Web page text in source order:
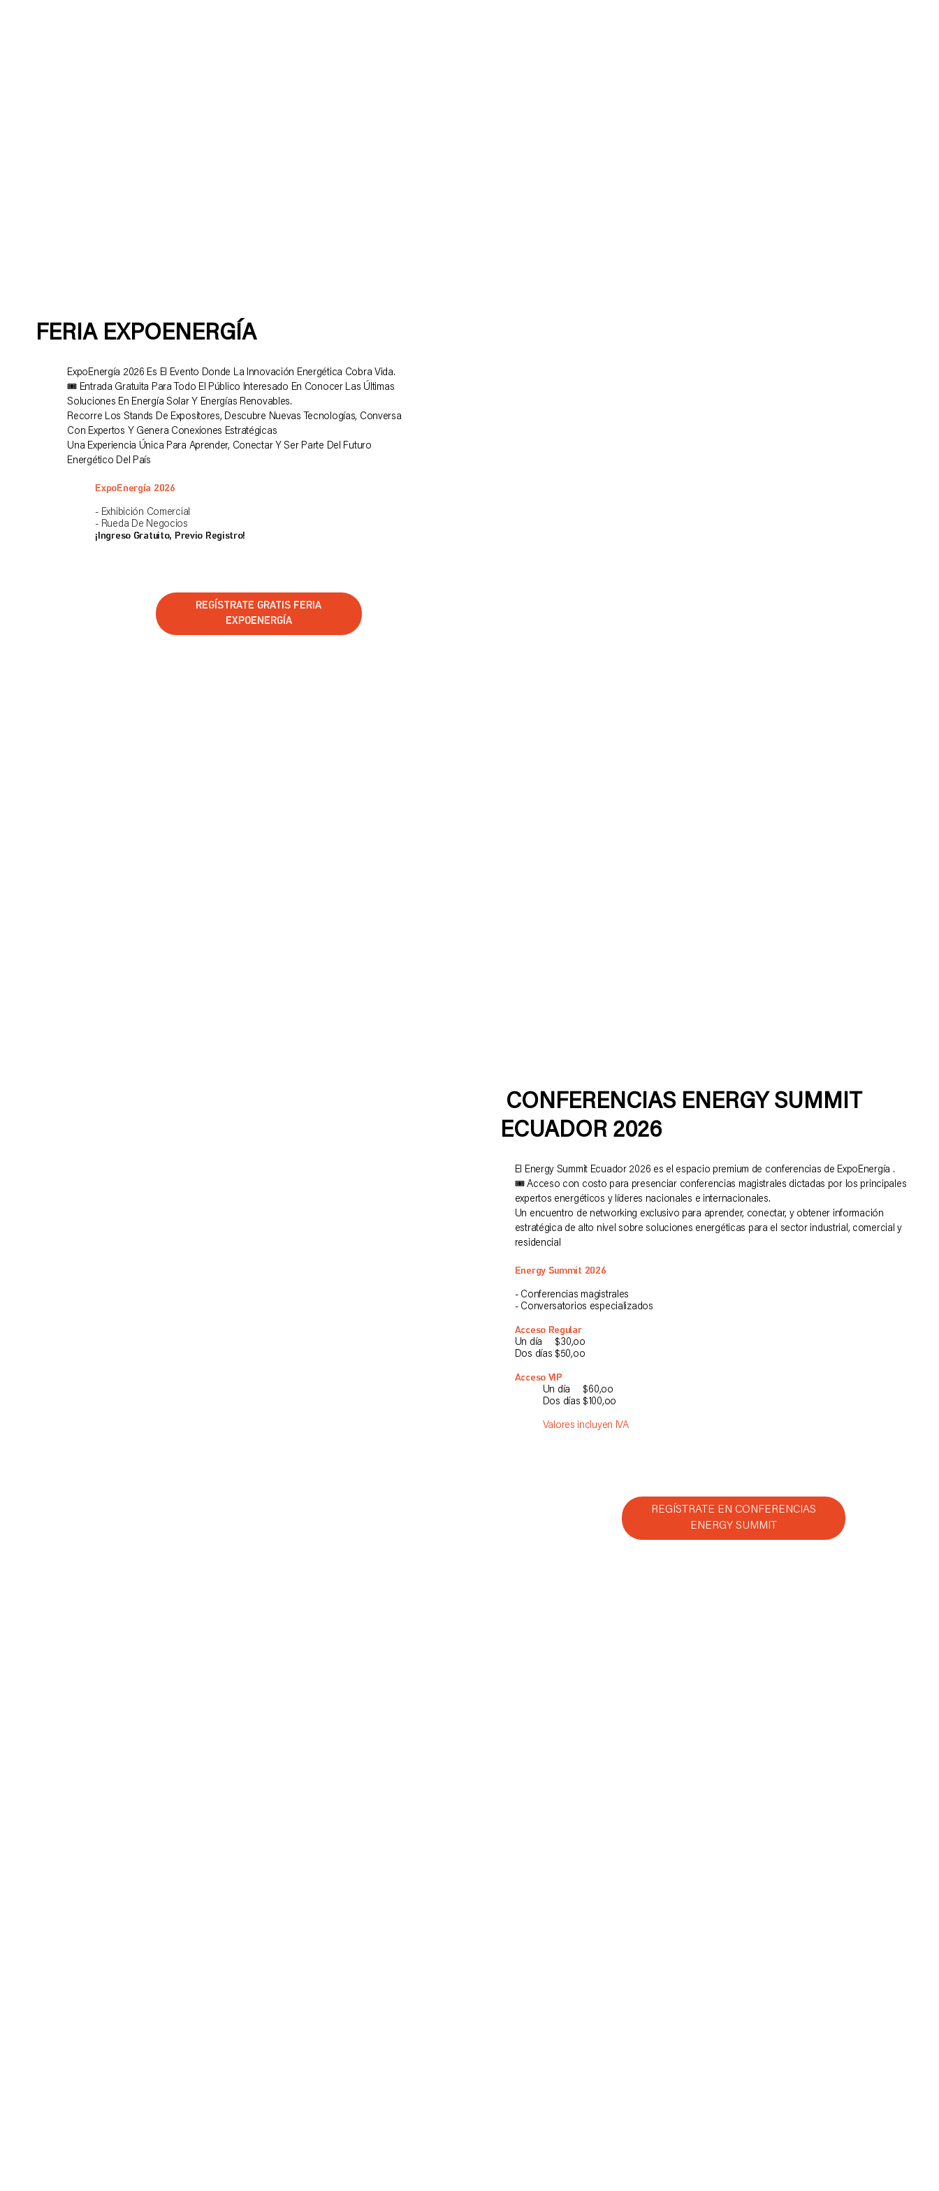
FERIA EXPOENERGÍA
ExpoEnergía 2026 Es El Evento Donde La Innovación Energética Cobra Vida.
🎟️ Entrada Gratuita Para Todo El Público Interesado En Conocer Las Últimas
Soluciones En Energía Solar Y Energías Renovables.
Recorre Los Stands De Expositores, Descubre Nuevas Tecnologías, Conversa
Con Expertos Y Genera Conexiones Estratégicas
Una Experiencia Única Para Aprender, Conectar Y Ser Parte Del Futuro
Energético Del País
ExpoEnergía 2026
- Exhibición Comercial
- Rueda De Negocios
¡Ingreso Gratuito, Previo Registro!
REGÍSTRATE GRATIS FERIA
EXPOENERGÍA
CONFERENCIAS ENERGY SUMMIT
ECUADOR 2026
El Energy Summit Ecuador 2026 es el espacio premium de conferencias de ExpoEnergía .
🎟️ Acceso con costo para presenciar conferencias magistrales dictadas por los principales
expertos energéticos y líderes nacionales e internacionales.
Un encuentro de networking exclusivo para aprender, conectar, y obtener información
estratégica de alto nivel sobre soluciones energéticas para el sector industrial, comercial y
residencial
Energy Summit 2026
- Conferencias magistrales
- Conversatorios especializados
Acceso Regular
Un día $30,oo
Dos días $50,oo
Acceso VIP
Un día $60,oo
Dos días $100,oo
Valores incluyen IVA
REGÍSTRATE EN CONFERENCIAS
ENERGY SUMMIT